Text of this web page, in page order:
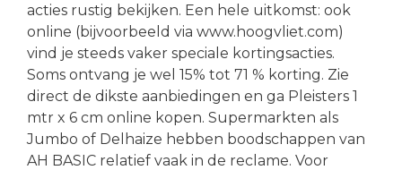
acties rustig bekijken. Een hele uitkomst: ook
online (bijvoorbeeld via www.hoogvliet.com)
vind je steeds vaker speciale kortingsacties.
Soms ontvang je wel 15% tot 71 % korting. Zie
direct de dikste aanbiedingen en ga Pleisters 1
mtr x 6 cm online kopen. Supermarkten als
Jumbo of Delhaize hebben boodschappen van
AH BASIC relatief vaak in de reclame. Voor